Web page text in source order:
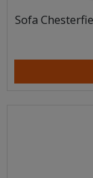
Sofa